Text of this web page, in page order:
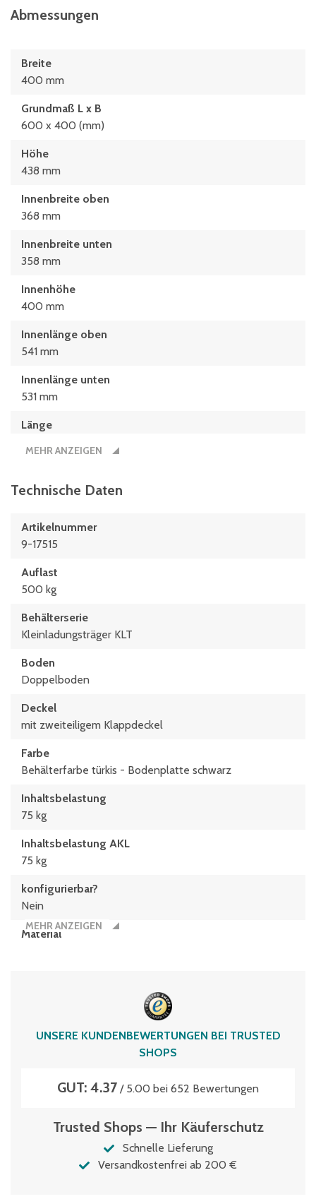
Abmessungen
Breite
400 mm
Grundmaß L x B
600 x 400 (mm)
Höhe
438 mm
Innenbreite oben
368 mm
Innenbreite unten
358 mm
Innenhöhe
400 mm
Innenlänge oben
541 mm
Innenlänge unten
531 mm
Länge
MEHR ANZEIGEN
Technische Daten
Artikelnummer
9-17515
Auflast
500 kg
Behälterserie
Kleinladungsträger KLT
Boden
Doppelboden
Deckel
mit zweiteiligem Klappdeckel
Farbe
Behälterfarbe türkis - Bodenplatte schwarz
Inhaltsbelastung
75 kg
Inhaltsbelastung AKL
75 kg
konfigurierbar?
Nein
Material
MEHR ANZEIGEN
UNSERE KUNDENBEWERTUNGEN BEI TRUSTED
SHOPS
GUT: 4.37 / 5.00 bei 652 Bewertungen
Trusted Shops — Ihr Käuferschutz
Schnelle Lieferung
Versandkostenfrei ab 200 €